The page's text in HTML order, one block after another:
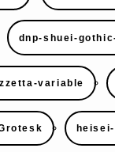
dnp-shuei-
variable